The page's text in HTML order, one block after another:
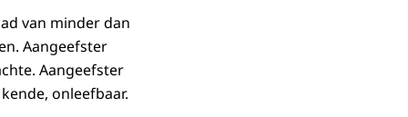
van minder dan
Aangeefster
Aangeefster
onleefbaar.